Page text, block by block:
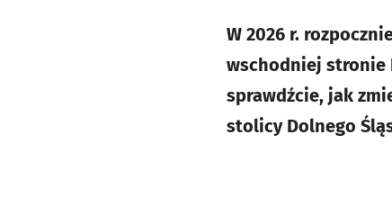
W 2026 r.
wschodniej stronie
sprawdźcie, jak
stolicy Dolnego